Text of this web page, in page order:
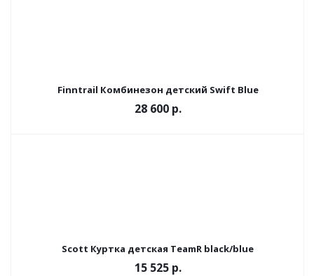
Finntrail Комбинезон детский Swift Blue
28 600 р.
Scott Куртка детская TeamR black/blue
15 525 р.